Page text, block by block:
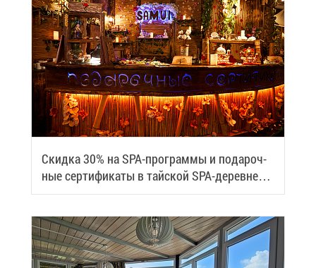
Скид­ка 30% на SPA-про­грам­мы и по­да­роч­
ные сер­ти­фи­ка­ты в тай­ской SPA-де­ревне
Samui